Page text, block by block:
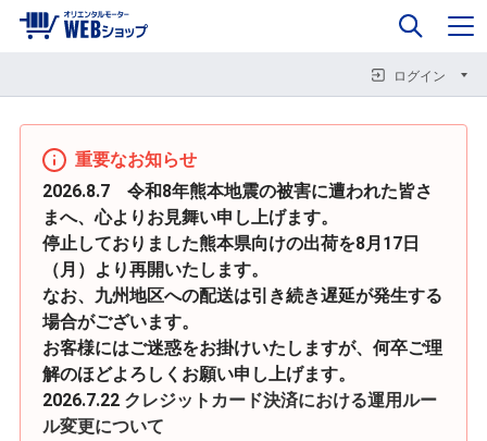
企業情報
ログイン
カート 0
重要なお知らせ
2026.8.7 令和8年熊本地震の被害に遭われた皆さ
まへ、心よりお見舞い申し上げます。
停止しておりました熊本県向けの出荷を8月17日
（月）より再開いたします。
なお、九州地区への配送は引き続き遅延が発生する
場合がございます。
お客様にはご迷惑をお掛けいたしますが、何卒ご理
解のほどよろしくお願い申し上げます。
2026.7.22 クレジットカード決済における運用ルー
ル変更について